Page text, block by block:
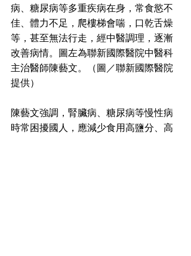
病、糖尿病等多重疾病在身，常食慾不
佳、體力不足，爬樓梯會喘，口乾舌燥
等，甚至無法行走，經中醫調理，逐漸
改善病情。圖左為聯新國際醫院中醫科
主治醫師陳藝文。（圖／聯新國際醫院
提供）
陳藝文強調，腎臟病、糖尿病等慢性病
時常困擾國人，應減少食用高鹽分、高